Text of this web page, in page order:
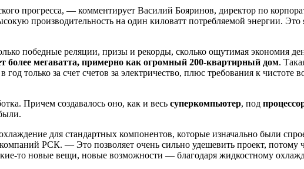
прогресса, — комментирует Василий Бояринов, директор по
производительность на один киловатт потребляемой энергии. Это
победные реляции, призы и рекорды, сколько ощутимая экономия
более мегаватта, примерно как огромный 200-квартирный дом.
только за счет счетов за электричество, плюс требования к
Причем создавалось оно, как и весь суперкомпьютер, под
для стандартных компонентов, которые изначально были
РСК. — Это позволяет очень сильно удешевить проект, потому
то новые вещи, новые возможности — благодаря жидкостному